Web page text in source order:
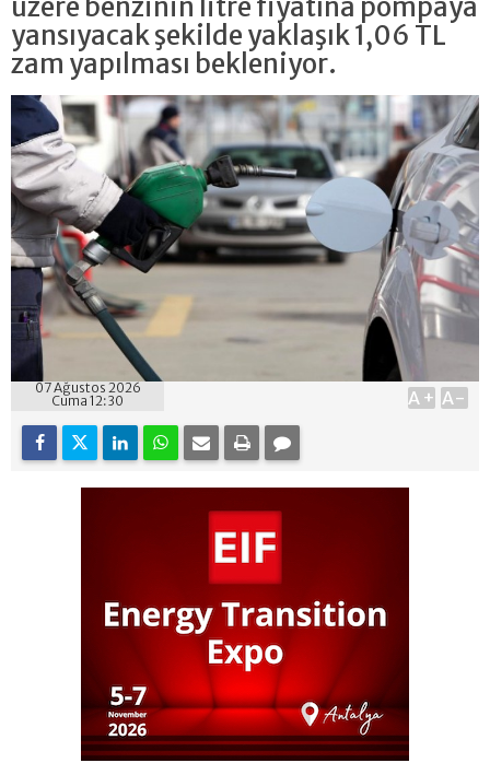
yansıyacak şekilde yaklaşık 1,06 TL
zam yapılması bekleniyor.
07 Ağustos 2026
Cuma 12:30
A+ A-